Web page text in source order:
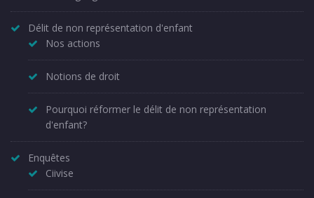
Délit de non représentation d'enfant
Nos actions
Notions de droit
Pourquoi réformer le délit de non représentation
d'enfant?
Enquêtes
Ciivise